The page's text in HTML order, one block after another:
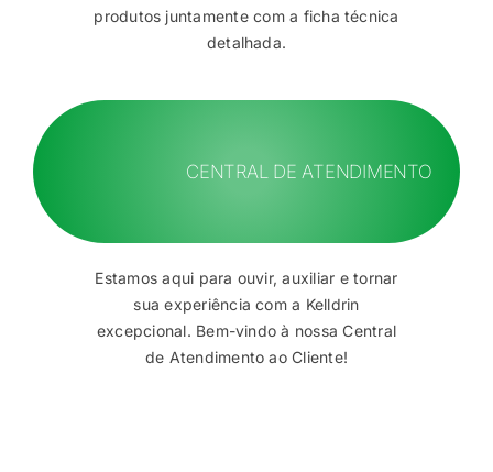
CENTRAL DE ATENDIMENTO
produtos juntamente com a ficha técnica
detalhada.
Estamos aqui para ouvir, auxiliar e tornar
sua experiência com a Kelldrin
excepcional. Bem-vindo à nossa Central
de Atendimento ao Cliente!